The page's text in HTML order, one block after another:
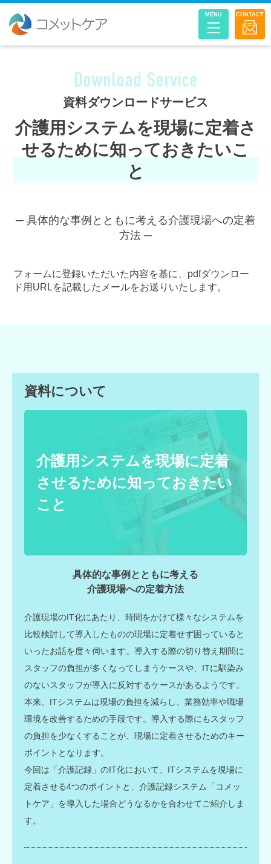
MENU CONTACT
Download Service
資料ダウンロードサービス
介護用システムを現場に定着さ
せるために知っておきたいこ
と
─ 具体的な事例とともに考える介護現場への定着
方法 ─
フォームに登録いただいた内容を基に、pdfダウンロー
ド用URLを記載したメールをお送りいたします。
資料について
介護用システムを現場に定着
させるために知っておきたい
こと
具体的な事例とともに考える
介護現場への定着方法
介護現場のIT化にあたり、時間をかけて様々なシステムを
比較検討して導入したものの現場に定着せず困っていると
いったお話を度々伺います。導入する際の切り替え期間に
スタッフの負担が多くなってしまうケースや、ITに馴染み
のないスタッフが導入に反対するケースがあるようです。
本来、ITシステムは現場の負担を減らし、業務効率や職場
環境を改善するための手段です。導入する際にもスタッフ
の負担を少なくすることが、現場に定着させるためのキー
ポイントとなります。
今回は「介護記録」のIT化において、ITシステムを現場に
定着させる4つのポイントと、介護記録システム「コメッ
トケア」を導入した場合どうなるかを合わせてご紹介しま
す。